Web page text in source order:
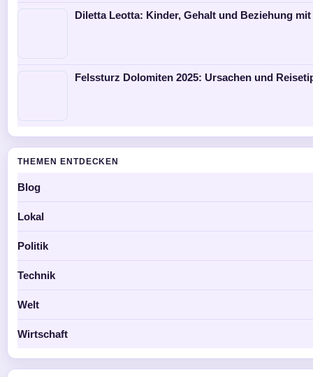
Diletta Leotta: Kinder, Gehalt und Beziehung
Felssturz Dolomiten 2025: Ursachen und
THEMEN ENTDECKEN
Blog
Lokal
Politik
Technik
Welt
Wirtschaft